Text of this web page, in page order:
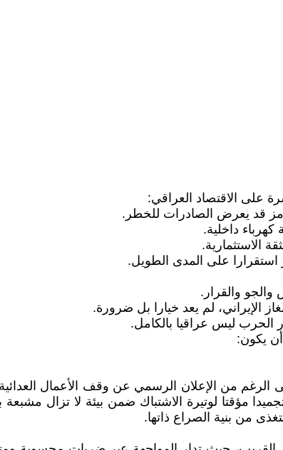
استقرارا على المدى الطويل.
من الإعلان الرسمي عن وقف الأعمال
مؤقتا لوتيرة الاشتباك ضمن بيئة لا تزال مشبعة
من بنية الصراع ذاتها.